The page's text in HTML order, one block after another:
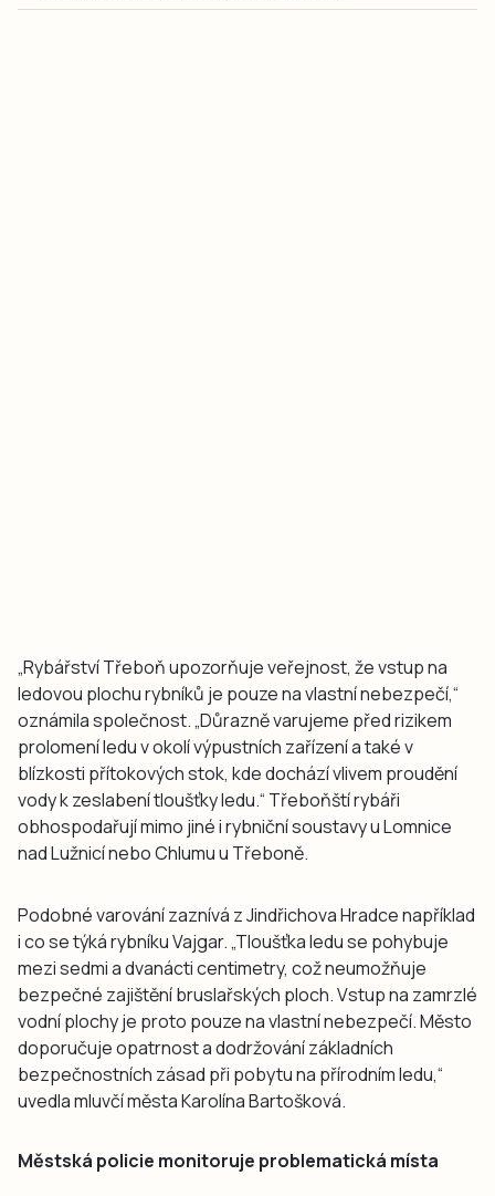
„Rybářství Třeboň upozorňuje veřejnost, že vstup na
ledovou plochu rybníků je pouze na vlastní nebezpečí,“
oznámila společnost. „Důrazně varujeme před rizikem
prolomení ledu v okolí výpustních zařízení a také v
blízkosti přítokových stok, kde dochází vlivem proudění
vody k zeslabení tloušťky ledu.“ Třeboňští rybáři
obhospodařují mimo jiné i rybniční soustavy u Lomnice
nad Lužnicí nebo Chlumu u Třeboně.
Podobné varování zaznívá z Jindřichova Hradce například
i co se týká rybníku Vajgar. „Tloušťka ledu se pohybuje
mezi sedmi a dvanácti centimetry, což neumožňuje
bezpečné zajištění bruslařských ploch. Vstup na zamrzlé
vodní plochy je proto pouze na vlastní nebezpečí. Město
doporučuje opatrnost a dodržování základních
bezpečnostních zásad při pobytu na přírodním ledu,“
uvedla mluvčí města Karolína Bartošková.
Městská policie monitoruje problematická místa